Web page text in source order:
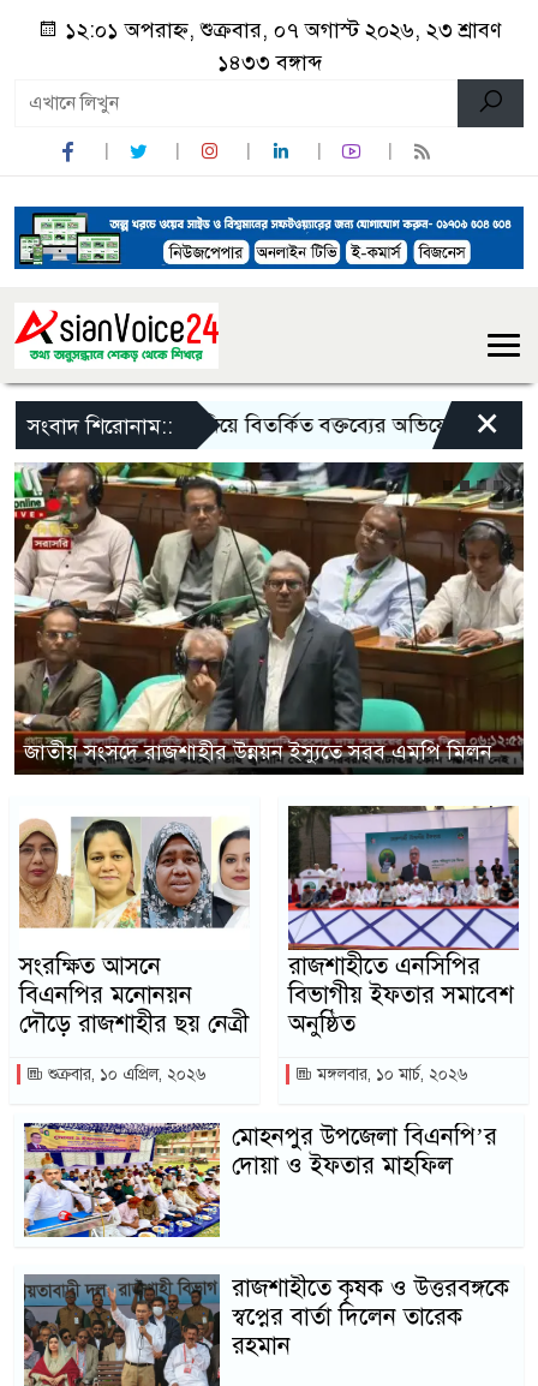
১২:০১ অপরাহ্ন, শুক্রবার, ০৭ অগাস্ট ২০২৬, ২৩ শ্রাবণ
১৪৩৩ বঙ্গাব্দ
সংবাদ শিরোনাম::
বিতর্কিত বক্তব্যের অভিযোগ, বহাল তবিয়তে অধ্যক্ষ আব্দুল
×
শনিবার, ২৮ মার্চ, ২০২৬
ঐতিহ্য ফিরিয়ে আধুনিক পুলিশ গঠনে দ্রুত সিদ্ধান্ত: স্বরাষ্ট্রমন্ত্রী
সংরক্ষিত আসনে
বিএনপির মনোনয়ন
দৌড়ে রাজশাহীর ছয় নেত্রী
শুক্রবার, ১০ এপ্রিল, ২০২৬
রাজশাহীতে এনসিপির
বিভাগীয় ইফতার সমাবেশ
অনুষ্ঠিত
মঙ্গলবার, ১০ মার্চ, ২০২৬
মোহনপুর উপজেলা বিএনপি’র
দোয়া ও ইফতার মাহফিল
রাজশাহীতে কৃষক ও উত্তরবঙ্গকে
স্বপ্নের বার্তা দিলেন তারেক
রহমান